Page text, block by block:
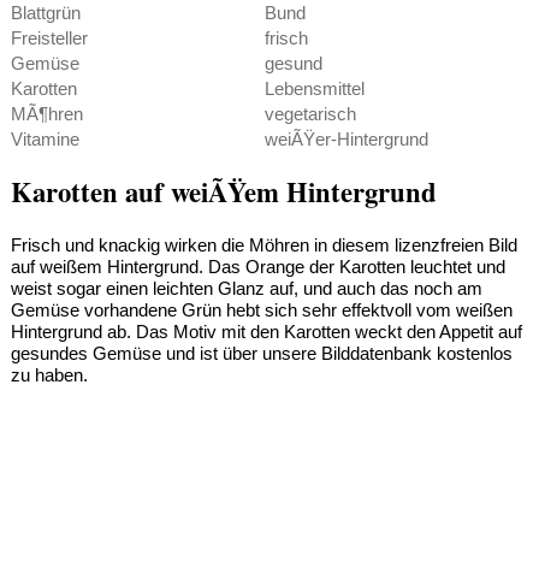
Blattgrün
Bund
Freisteller
frisch
Gemüse
gesund
Karotten
Lebensmittel
MÃ¶hren
vegetarisch
Vitamine
weiÃŸer-Hintergrund
Karotten auf weiÃŸem Hintergrund
Frisch und knackig wirken die Möhren in diesem lizenzfreien Bild
auf weißem Hintergrund. Das Orange der Karotten leuchtet und
weist sogar einen leichten Glanz auf, und auch das noch am
Gemüse vorhandene Grün hebt sich sehr effektvoll vom weißen
Hintergrund ab. Das Motiv mit den Karotten weckt den Appetit auf
gesundes Gemüse und ist über unsere Bilddatenbank kostenlos
zu haben.